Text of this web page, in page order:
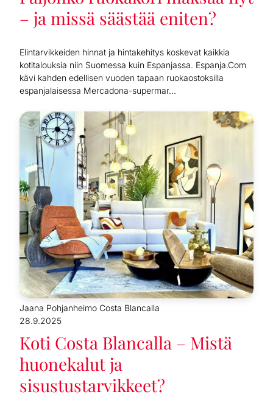
– ja missä säästää eniten?
Elintarvikkeiden hinnat ja hintakehitys koskevat kaikkia
kotitalouksia niin Suomessa kuin Espanjassa. Espanja.Com
kävi kahden edellisen vuoden tapaan ruokaostoksilla
espanjalaisessa Mercadona-supermar...
Jaana Pohjanheimo Costa Blancalla
28.9.2025
Koti Costa Blancalla – Mistä
huonekalut ja
sisustustarvikkeet?